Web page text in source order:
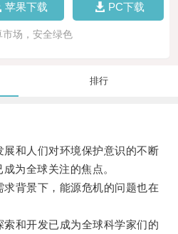
苹果下载 PC下载
市场，安全绿色
排行
和人们对环境保护意识的不断
为全球关注的焦点。
背景下，能源危机的问题也在
和开发已成为全球科学家们的